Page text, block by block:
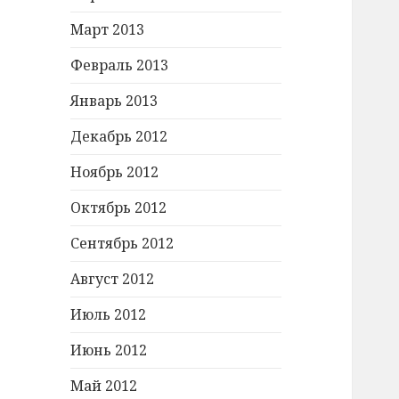
Март 2013
Февраль 2013
Январь 2013
Декабрь 2012
Ноябрь 2012
Октябрь 2012
Сентябрь 2012
Август 2012
Июль 2012
Июнь 2012
Май 2012